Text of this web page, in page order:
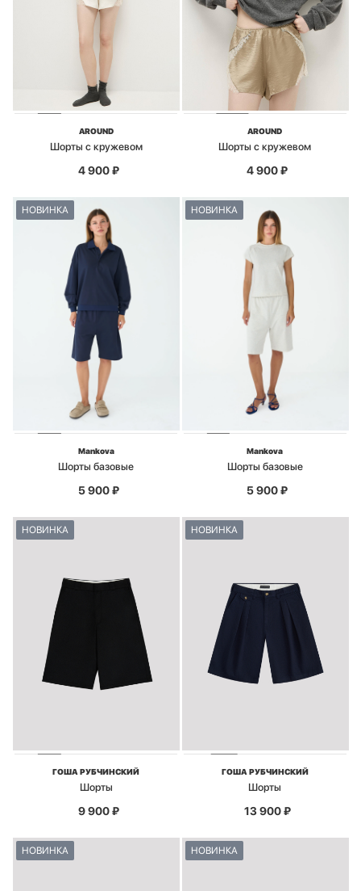
AROUND
Шорты с кружевом
4 900₽
AROUND
Шорты с кружевом
4 900₽
НОВИНКА
Mankova
Шорты базовые
5 900₽
НОВИНКА
Mankova
Шорты базовые
5 900₽
НОВИНКА
ГОША РУБЧИНСКИЙ
Шорты
9 900₽
НОВИНКА
ГОША РУБЧИНСКИЙ
Шорты
13 900₽
НОВИНКА НОВИНКА